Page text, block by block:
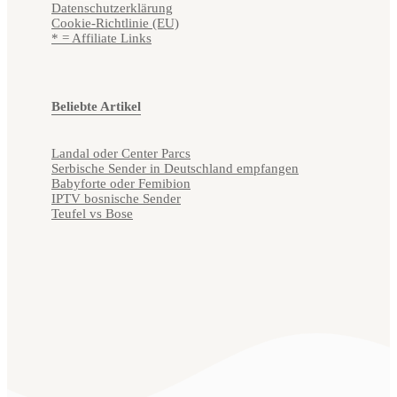
Datenschutzerklärung
Cookie-Richtlinie (EU)
* = Affiliate Links
Beliebte Artikel
Landal oder Center Parcs
Serbische Sender in Deutschland empfangen
Babyforte oder Femibion
IPTV bosnische Sender
Teufel vs Bose